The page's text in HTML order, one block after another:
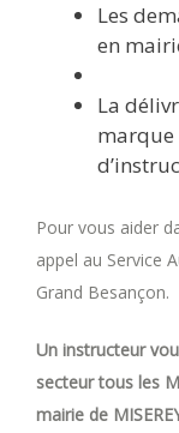
Les
en
La
marque
Pour vous aider
appel au Service
Grand Besançon.
Un instructeur
secteur tous les
mairie de